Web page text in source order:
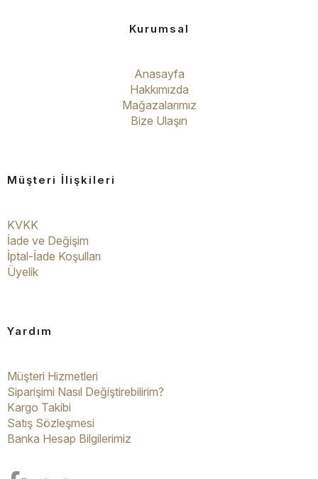
Kurumsal
Anasayfa
Hakkımızda
Mağazalarımız
Bize Ulaşın
Müşteri İlişkileri
KVKK
İade ve Değişim
İptal-İade Koşulları
Üyelik
Yardım
Müşteri Hizmetleri
Siparişimi Nasıl Değiştirebilirim?
Kargo Takibi
Satış Sözleşmesi
Banka Hesap Bilgilerimiz